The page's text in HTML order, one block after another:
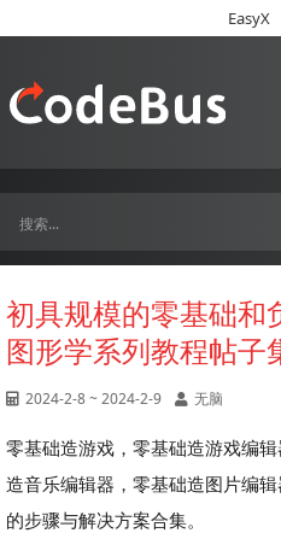
EasyX
初具规模的零基础和
图形学系列教程帖子
2024-2-8 ~ 2024-2-9 无脑
零基础造游戏，零基础造游戏编
造音乐编辑器，零基础造图片编
的步骤与解决方案合集。